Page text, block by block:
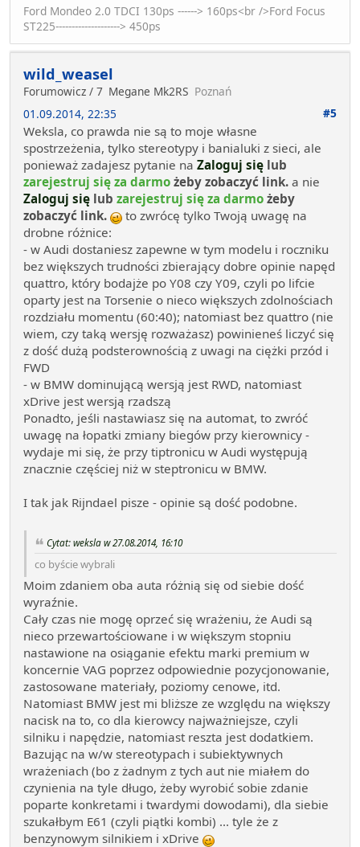
Ford Mondeo 2.0 TDCI 130ps ------> 160ps<br />Ford Focus
ST225--------------------> 450ps
wild_weasel
Forumowicz / 7 Megane Mk2RS Poznań
01.09.2014, 22:35
#5
Weksla, co prawda nie są to moje własne
spostrzeżenia, tylko stereotypy i banialuki z sieci, ale
ponieważ zadajesz pytanie na Zaloguj się lub
zarejestruj się za darmo żeby zobaczyć link. a nie
Zaloguj się lub zarejestruj się za darmo żeby
zobaczyć link.
to zwrócę tylko Twoją uwagę na
drobne różnice:
- w Audi dostaniesz zapewne w tym modelu i roczniku
bez większych trudności zbierający dobre opinie napęd
quattro, który bodajże po Y08 czy Y09, czyli po lifcie
oparty jest na Torsenie o nieco większych zdolnościach
rozdziału momentu (60:40); natomiast bez quattro (nie
wiem, czy taką wersję rozważasz) powinieneś liczyć się
z dość dużą podsterownością z uwagi na ciężki przód i
FWD
- w BMW dominującą wersją jest RWD, natomiast
xDrive jest wersją rzadszą
Ponadto, jeśli nastawiasz się na automat, to zwróć
uwagę na łopatki zmiany biegów przy kierownicy -
wydaje mi się, że przy tiptronicu w Audi występują
znacznie częściej niż w steptronicu w BMW.
I tak jak Rijndael pisze - opinie są dość podobne.
Cytat: weksla w 27.08.2014, 16:10
co byście wybrali
Moim zdaniem oba auta różnią się od siebie dość
wyraźnie.
Cały czas nie mogę oprzeć się wrażeniu, że Audi są
nieco przewartościowane i w większym stopniu
nastawione na osiąganie efektu marki premium w
koncernie VAG poprzez odpowiednie pozycjonowanie,
zastosowane materiały, poziomy cenowe, itd.
Natomiast BMW jest mi bliższe ze względu na większy
nacisk na to, co dla kierowcy najważniejsze, czyli
silniku i napędzie, natomiast reszta jest dodatkiem.
Bazując na w/w stereotypach i subiektywnych
wrażeniach (bo z żadnym z tych aut nie miałem do
czynienia na tyle długo, żeby wyrobić sobie zdanie
poparte konkretami i twardymi dowodami), dla siebie
szukałbym E61 (czyli piątki kombi) ... tyle że z
benzynowym silnikiem i xDrive